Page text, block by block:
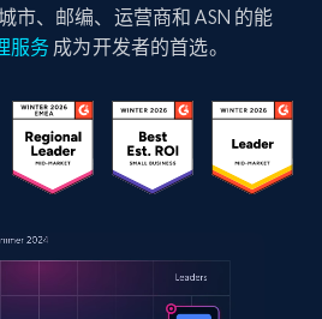
市、邮编、运营商和 ASN 的能
服务 成为开发者的首选。